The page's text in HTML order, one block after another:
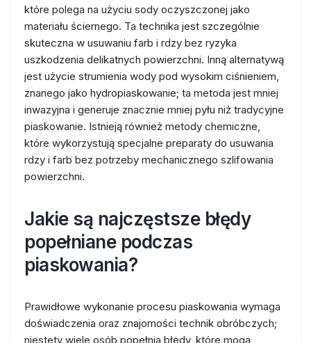
które polega na użyciu sody oczyszczonej jako
materiału ściernego. Ta technika jest szczególnie
skuteczna w usuwaniu farb i rdzy bez ryzyka
uszkodzenia delikatnych powierzchni. Inną alternatywą
jest użycie strumienia wody pod wysokim ciśnieniem,
znanego jako hydropiaskowanie; ta metoda jest mniej
inwazyjna i generuje znacznie mniej pyłu niż tradycyjne
piaskowanie. Istnieją również metody chemiczne,
które wykorzystują specjalne preparaty do usuwania
rdzy i farb bez potrzeby mechanicznego szlifowania
powierzchni.
Jakie są najczęstsze błędy
popełniane podczas
piaskowania?
Prawidłowe wykonanie procesu piaskowania wymaga
doświadczenia oraz znajomości technik obróbczych;
niestety wiele osób popełnia błędy, które mogą